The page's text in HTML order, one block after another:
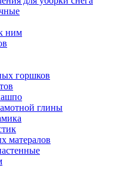
ним
горшков
глины
матералов